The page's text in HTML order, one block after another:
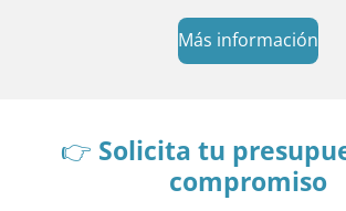
Más información
👉 Solicita tu
compromiso